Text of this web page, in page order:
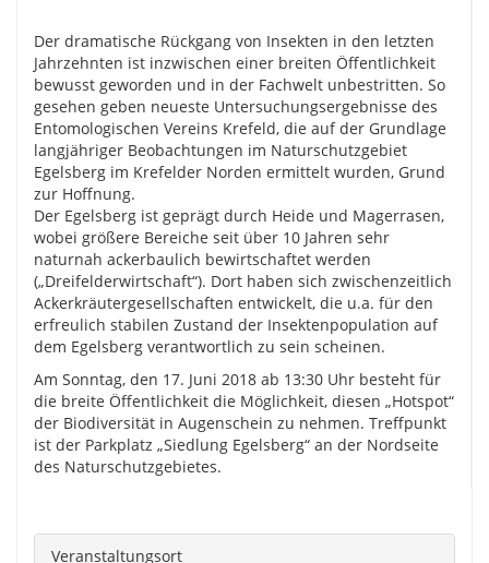
Der dramatische Rückgang von Insekten in den letzten
Jahrzehnten ist inzwischen einer breiten Öffentlichkeit
bewusst geworden und in der Fachwelt unbestritten. So
gesehen geben neueste Untersuchungsergebnisse des
Entomologischen Vereins Krefeld, die auf der Grundlage
langjähriger Beobachtungen im Naturschutzgebiet
Egelsberg im Krefelder Norden ermittelt wurden, Grund
zur Hoffnung.
Der Egelsberg ist geprägt durch Heide und Magerrasen,
wobei größere Bereiche seit über 10 Jahren sehr
naturnah ackerbaulich bewirtschaftet werden
(„Dreifelderwirtschaft“). Dort haben sich zwischenzeitlich
Ackerkräutergesellschaften entwickelt, die u.a. für den
erfreulich stabilen Zustand der Insektenpopulation auf
dem Egelsberg verantwortlich zu sein scheinen.
Am Sonntag, den 17. Juni 2018 ab 13:30 Uhr besteht für
die breite Öffentlichkeit die Möglichkeit, diesen „Hotspot“
der Biodiversität in Augenschein zu nehmen. Treffpunkt
ist der Parkplatz „Siedlung Egelsberg“ an der Nordseite
des Naturschutzgebietes.
Veranstaltungsort